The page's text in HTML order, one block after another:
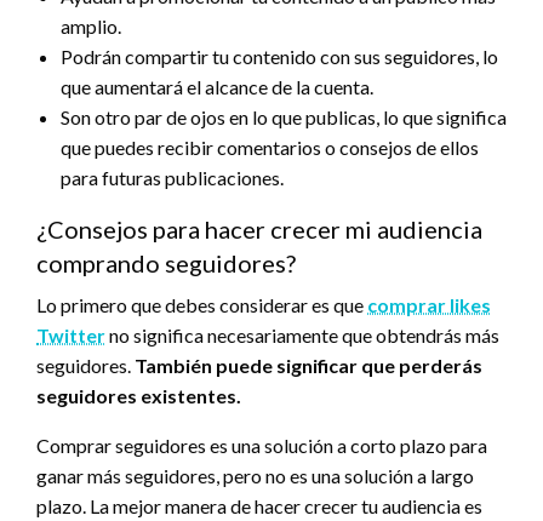
amplio.
Podrán compartir tu contenido con sus seguidores, lo
que aumentará el alcance de la cuenta.
Son otro par de ojos en lo que publicas, lo que significa
que puedes recibir comentarios o consejos de ellos
para futuras publicaciones.
¿Consejos para hacer crecer mi audiencia
comprando seguidores?
Lo primero que debes considerar es que comprar likes
Twitterno significa necesariamente que obtendrás más
seguidores. También puede significar que perderás
seguidores existentes.
Comprar seguidores es una solución a corto plazo para
ganar más seguidores, pero no es una solución a largo
plazo. La mejor manera de hacer crecer tu audiencia es